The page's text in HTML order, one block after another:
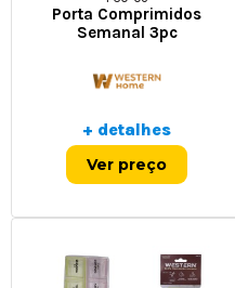
Porta Comprimidos
Semanal 3pc
+ detalhes
Ver preço